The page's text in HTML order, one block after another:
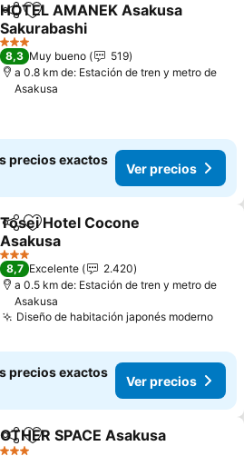
CompartirAgregar a favoritos
HOTEL AMANEK Asakusa
Sakurabashi
3 Estrellas
8,3 Muy bueno
519
a 0.8 km de: Estación de tren y metro de
Asakusa
precios exactos
Ver precios
Compartir
Agregar a favoritos
Tosei Hotel Cocone
Asakusa
3 Estrellas
8,7 Excelente
2.420
a 0.5 km de: Estación de tren y metro de
Asakusa
Diseño de habitación japonés moderno
precios exactos
Ver precios
CompartirAgregar a favoritos
OTHER SPACE Asakusa